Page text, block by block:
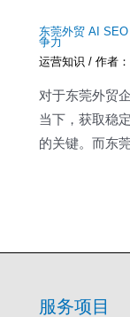
东莞外贸 AI
争力
运营知识 / 作者：
对于东莞外贸
当下，获取稳
的关键。而东
服务项目